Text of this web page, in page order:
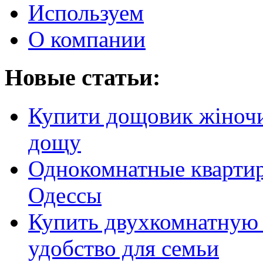
Используем
О компании
Новые статьи:
Купити дощовик
дощу
Однокомнатные
Одессы
Купить
удобство для семьи